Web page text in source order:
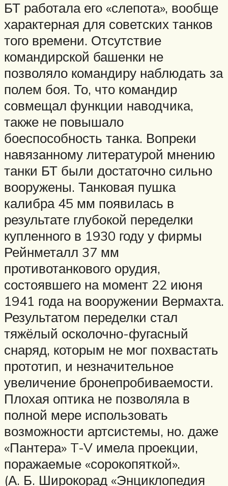
БТ работала его «слепота», вообще
характерная для советских танков
того времени. Отсутствие
командирской башенки не
позволяло командиру наблюдать за
полем боя. То, что командир
совмещал функции наводчика,
также не повышало
боеспособность танка. Вопреки
навязанному литературой мнению
танки БТ были достаточно сильно
вооружены. Танковая пушка
калибра 45 мм появилась в
результате глубокой переделки
купленного в 1930 году у фирмы
Рейнметалл 37 мм
противотанкового орудия,
состоявшего на момент 22 июня
1941 года на вооружении Вермахта.
Результатом переделки стал
тяжёлый осколочно-фугасный
снаряд, которым не мог похвастать
прототип, и незначительное
увеличение бронепробиваемости.
Плохая оптика не позволяла в
полной мере использовать
возможности артсистемы, но. даже
«Пантера» T-V имела проекции,
поражаемые «сорокопяткой».
(А. Б. Широкорад «Энциклопедия